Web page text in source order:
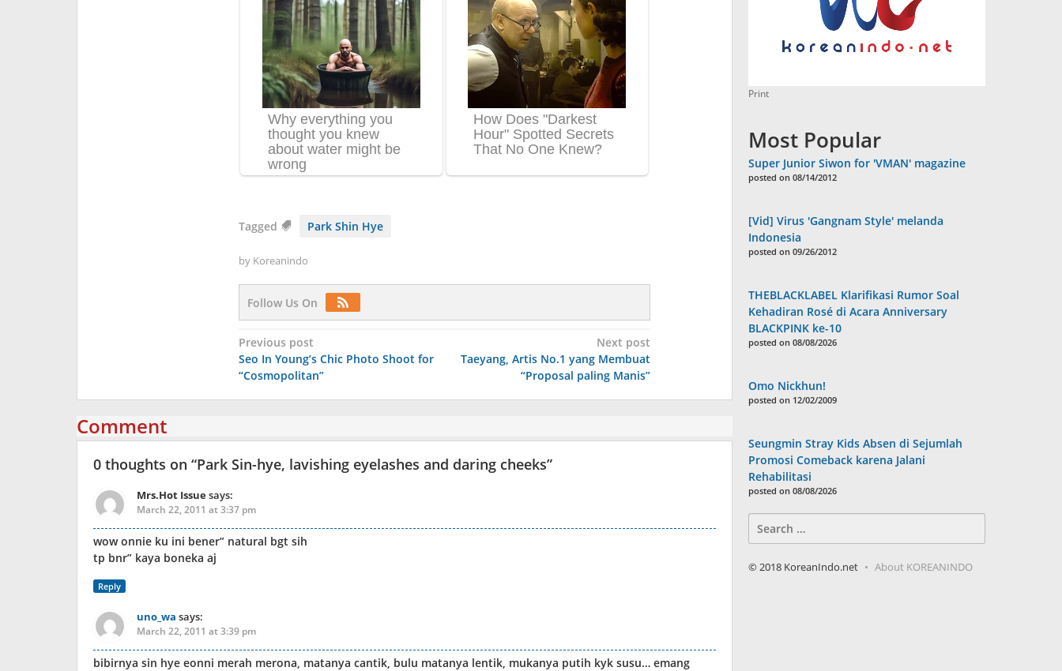
Tagged Park Shin Hye
by Koreanindo
Follow Us On
Post
navigation
Previous post
Seo In Young’s Chic Photo Shoot for
“Cosmopolitan”
Next post
Taeyang, Artis No.1 yang Membuat
“Proposal paling Manis”
Comment
0 thoughts on “Park Sin-hye, lavishing eyelashes and daring cheeks”
Mrs.Hot Issuesays:
March 22, 2011 at 3:37 pm
wow onnie ku ini bener” natural bgt sih
tp bnr” kaya boneka aj
Reply
uno_wa says:
March 22, 2011 at 3:39 pm
bibirnya sin hye eonni merah merona, matanya cantik, bulu matanya lentik, mukanya putih kyk susu… emang
Print
Most Popular
Super Junior Siwon for 'VMAN' magazine
posted on 08/14/2012
[Vid] Virus 'Gangnam Style' melanda
Indonesia
posted on 09/26/2012
THEBLACKLABEL Klarifikasi Rumor Soal
Kehadiran Rosé di Acara Anniversary
BLACKPINK ke-10
posted on 08/08/2026
Omo Nickhun!
posted on 12/02/2009
Seungmin Stray Kids Absen di Sejumlah
Promosi Comeback karena Jalani
Rehabilitasi
posted on 08/08/2026
for:
© 2018 KoreanIndo.net About KOREANINDO